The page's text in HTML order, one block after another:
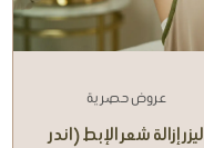
عروض حصرية
ليزر إزالة شعر الإبط (اندر